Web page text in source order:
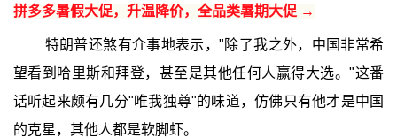
拼多多暑假大促，升温降价，全品类暑期大促 →
特朗普还煞有介事地表示，"除了我之外，中国非常希
望看到哈里斯和拜登，甚至是其他任何人赢得大选。"这番
话听起来颇有几分"唯我独尊"的味道，仿佛只有他才是中国
的克星，其他人都是软脚虾。